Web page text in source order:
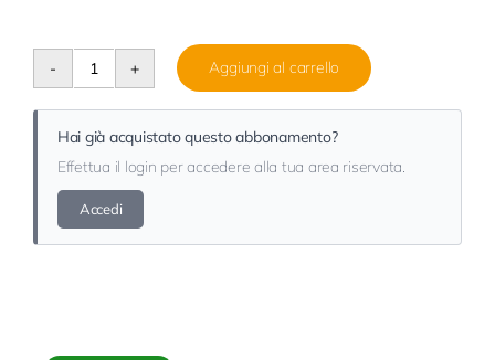
Tributinews
Centro
Studi
Locali
quantità
Aggiungi al carrello
Hai già acquistato questo abbonamento?
Effettua il login per accedere alla tua area riservata.
Accedi